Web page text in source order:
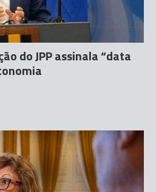
do JPP assinala “data